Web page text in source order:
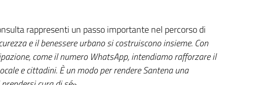
rappresenti un passo importante nel percorso di
e il benessere urbano si costruiscono insieme. Con
come il numero WhatsApp, intendiamo rafforzare il
e cittadini. È un modo per rendere Santena una